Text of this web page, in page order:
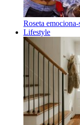
Roseta
Lifestyle